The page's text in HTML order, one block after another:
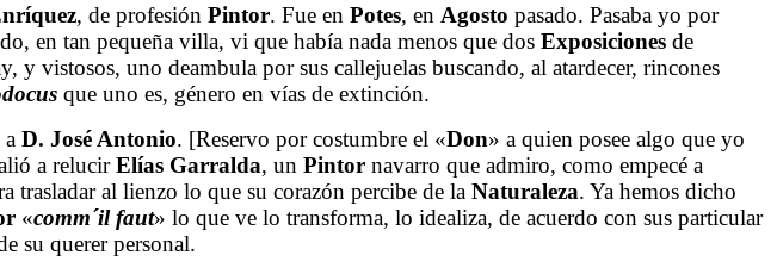
, de profesión Pintor. Fue en Potes, en Agosto pasado. Pasaba yo por
en tan pequeña villa, vi que había nada menos que dos Exposiciones de
vistosos, uno deambula por sus callejuelas buscando, al atardecer, rincones
que uno es, género en vías de extinción.
D. José Antonio. [Reservo por costumbre el «Don» a quien posee algo que yo
a relucirElías Garralda, un Pintor navarro que admiro, como empecé a
trasladar al lienzo lo que su corazón percibe de la Naturaleza. Ya hemos dicho
«comm´il faut» lo que ve lo transforma, lo idealiza, de acuerdo con sus particular
su querer personal.